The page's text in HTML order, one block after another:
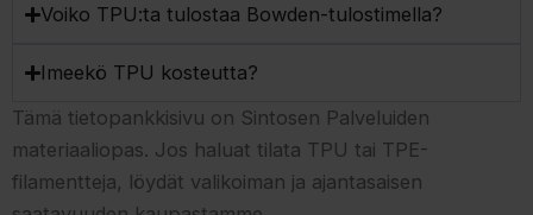
Voiko TPU:ta tulostaa Bowden-tulostimella?
Imeekö TPU kosteutta?
Tämä tietopankkisivu on Sintosen Palveluiden
materiaaliopas. Jos haluat tilata TPU tai TPE-
filamentteja, löydät valikoiman ja ajantasaisen